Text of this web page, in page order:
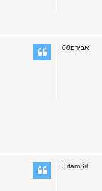
אבירם00
EitamSil